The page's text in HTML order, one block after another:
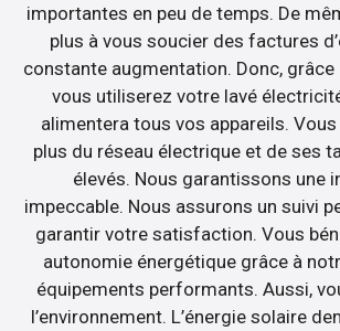
importantes en peu de temps. De
plus à vous soucier des factures
constante augmentation. Donc,
vous utiliserez votre lavé
alimentera tous vos appareils.
plus du réseau électrique et de ses
élevés. Nous garantissons une
impeccable. Nous assurons un suivi
garantir votre satisfaction. Vous
autonomie énergétique grâce à
équipements performants. Aussi,
l’environnement. L’énergie solaire